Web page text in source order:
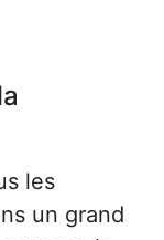
les
un grand